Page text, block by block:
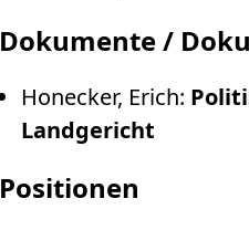
Dokumente /
Honecker, Erich:
Landgericht
Positionen